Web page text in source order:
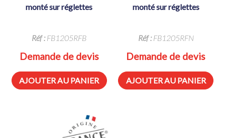
monté sur réglettes
Réf :FB1205RFB
Demande de devis
AJOUTER AU PANIER
monté sur réglettes
Réf :FB1205RFN
Demande de devis
AJOUTER AU PANIER